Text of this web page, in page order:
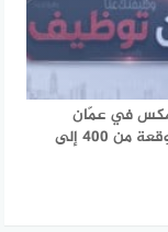
في عمّان
برواتب متوقعة من 400 إلى